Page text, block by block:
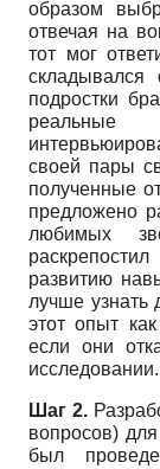
образом
отвечая на
тот мог
складывался
подростки
реальные
своей пары
полученные
предложено
любимых
развитию
лучше узнать
этот опыт
если они
исследовании.
Шаг 2.
вопросов)
был